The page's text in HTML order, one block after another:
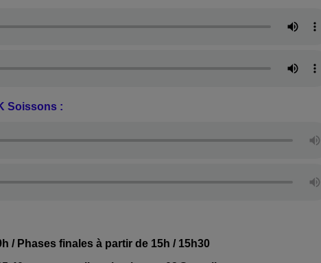
Soissons :
/ Phases finales à partir de 15h / 15h30